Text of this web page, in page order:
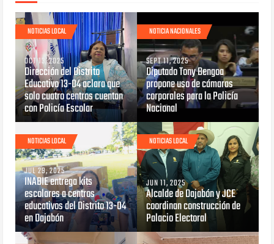
NOTICIAS LOCAL
OCT 13, 2025
Dirección del Distrito
Educativo 13-04 aclara que
solo cuatro centros cuentan
con Policía Escolar
NOTICIA NACIONALES
SEPT 11, 2025
Diputado Tony Bengoa
propone uso de cámaras
corporales para la Policía
Nacional
NOTICIAS LOCAL
JUL 29, 2025
INABIE entrega kits
escolares a centros
educativos del Distrito 13-04
en Dajabón
NOTICIAS LOCAL
JUN 11, 2025
Alcalde de Dajabón y JCE
coordinan construcción de
Palacio Electoral